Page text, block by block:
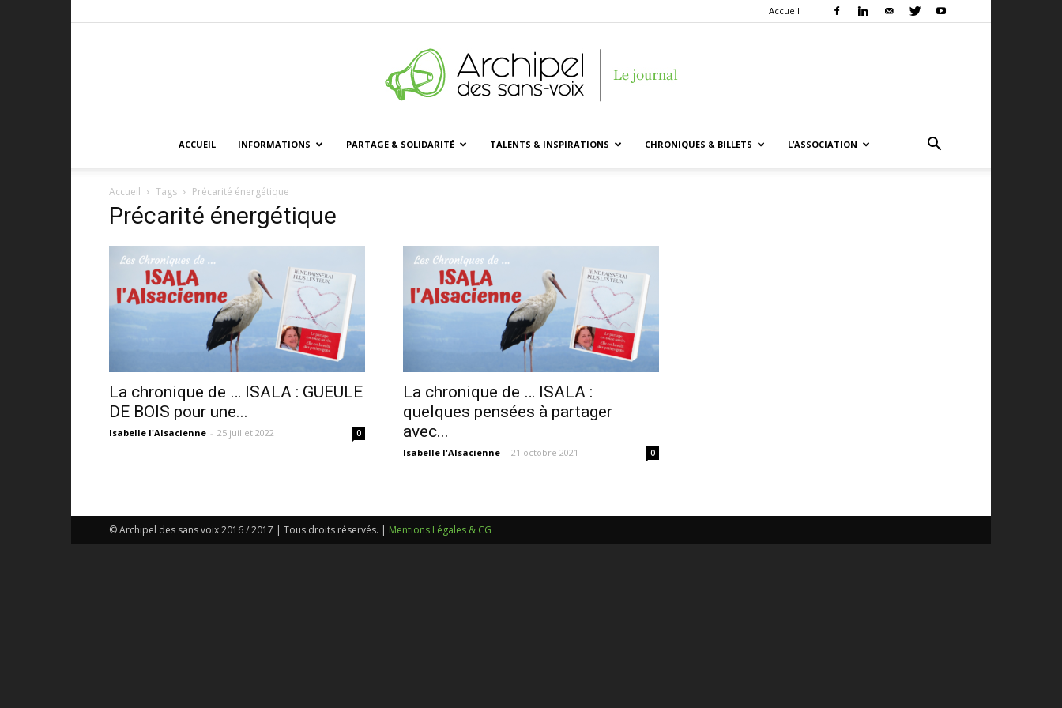
Accueil
ACCUEIL INFORMATIONS PARTAGE & SOLIDARITÉ TALENTS & INSPIRATIONS CHRONIQUES & BILLETS L’ASSOCIATION
Accueil Tags Précarité énergétique
Précarité énergétique
La chronique de … ISALA : GUEULE
DE BOIS pour une...
Isabelle l'Alsacienne - 25 juillet 2022 0
La chronique de … ISALA :
quelques pensées à partager
avec...
Isabelle l'Alsacienne - 21 octobre 2021 0
© Archipel des sans voix 2016 / 2017 | Tous droits réservés. | Mentions Légales & CG